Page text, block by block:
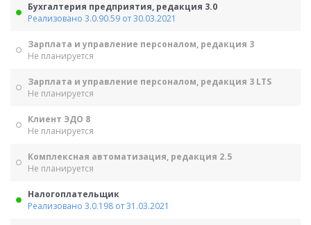
Бухгалтерия предприятия, редакция 3.0
Реализовано 3.0.90.59 от 30.03.2021
Зарплата и управление персоналом, редакция 3
Не планируется
Зарплата и управление персоналом, редакция 3 LTS
Не планируется
Клиент ЭДО 8
Не планируется
Комплексная автоматизация, редакция 2.5
Не планируется
Налогоплательщик
Реализовано 3.0.198 от 31.03.2021